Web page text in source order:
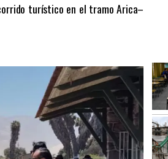
turístico en el tramo Arica–